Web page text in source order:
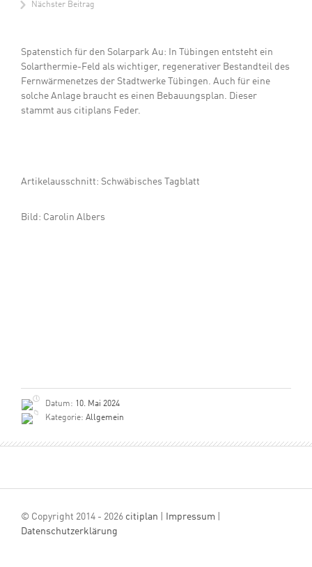
Nächster Beitrag
Spatenstich für den Solarpark Au: In Tübingen entsteht ein
Solarthermie-Feld als wichtiger, regenerativer Bestandteil des
Fernwärmenetzes der Stadtwerke Tübingen. Auch für eine
solche Anlage braucht es einen Bebauungsplan. Dieser
stammt aus citiplans Feder.
Artikelausschnitt: Schwäbisches Tagblatt
Bild: Carolin Albers
Datum: 10. Mai 2024
Kategorie:Allgemein
© Copyright 2014 - 2026 citiplan Impressum
Datenschutzerklärung